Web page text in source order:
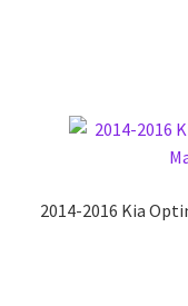
2014-2016 Kia